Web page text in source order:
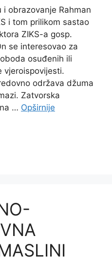
obrazovanje Rahman
i tom prilikom sastao
ZIKS-a gosp.
se interesovao za
osuđenih ili
vjeroispovijesti.
održava džuma
Zatvorska
… Opširnije